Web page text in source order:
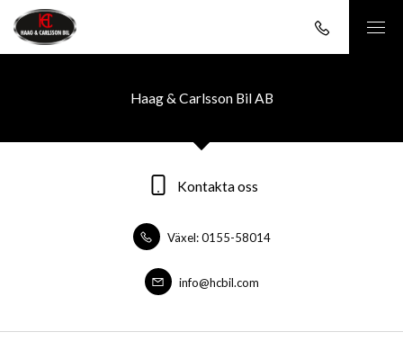
Haag & Carlsson Bil AB
Kontakta oss
Växel: 0155-58014
info@hcbil.com